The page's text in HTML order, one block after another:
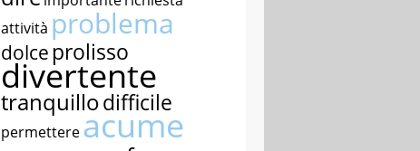
attività problema
dolce prolisso
divertente
tranquillodifficile
permettereacume